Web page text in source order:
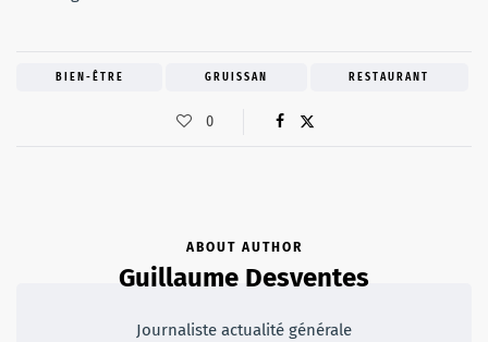
BIEN-ÊTRE GRUISSAN RESTAURANT
0
ABOUT AUTHOR
Guillaume Desventes
Journaliste actualité générale